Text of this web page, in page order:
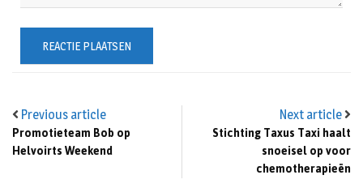
Previous article
Promotieteam Bob op
Helvoirts Weekend
Next article
Stichting Taxus Taxi haalt
snoeisel op voor
chemotherapieën